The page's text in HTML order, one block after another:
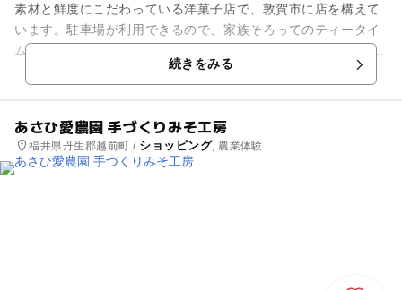
素材と鮮度にこだわっている洋菓子店で、敦賀市に店を構えて
います。駐車場が利用できるので、家族そろってのティータイ
ムにもピッタリなお店です。 小さなお子さんからお年寄りま
続きをみる
あさひ愛農園 手づくりみそ工房
福井県丹生郡越前町 / ショッピング, 農業体験